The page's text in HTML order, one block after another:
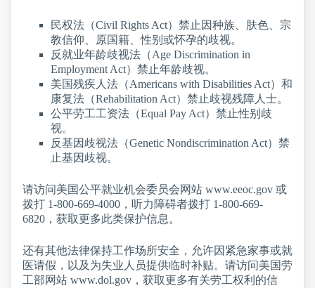
民权法（Civil Rights Act）禁止因种族、肤色、宗
教信仰、原国籍、性别或怀孕的歧视。
反就业年龄歧视法（Age Discrimination in
Employment Act）禁止年龄歧视。
美国残疾人法（Americans with Disabilities Act）和
康复法（Rehabilitation Act）禁止歧视残障人士。
公平劳工工资法（Equal Pay Act）禁止性别歧
视。
反基因歧视法（Genetic Nondiscrimination Act）禁
止基因歧视。
请访问美国公平就业机会委员会网站 www.eeoc.gov 或
拨打 1-800-669-4000，听力障碍者拨打 1-800-669-
6820，获取更多此类保护信息。
还有其他法律保持工作场所安全，允许因紧急家事或就
医请假，以及为失业人员提供临时补贴。请访问美国劳
工部网站 www.dol.gov，获取更多有关劳工权利的信